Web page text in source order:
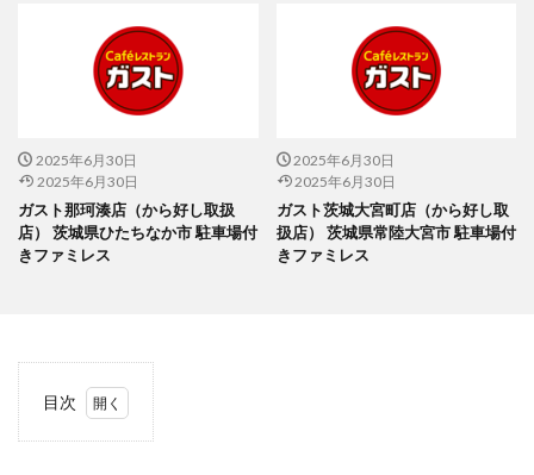
2025年6月30日
2025年6月30日
ガスト那珂湊店（から好し取扱
店） 茨城県ひたちなか市 駐車場付
きファミレス
2025年6月30日
2025年6月30日
ガスト茨城大宮町店（から好し取
扱店） 茨城県常陸大宮市 駐車場付
きファミレス
目次